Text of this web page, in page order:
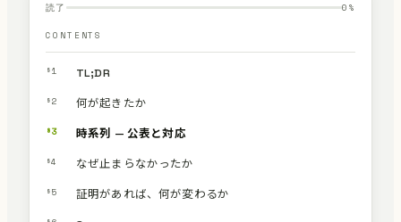
読了 0 %
CONTENTS
§1 TL;DR
§2 何が起きたか
§3 時系列 — 公表と対応
§4 なぜ止まらなかったか
§5 証明があれば、何が変わるか